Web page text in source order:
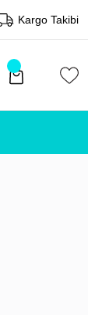
Kargo Takibi